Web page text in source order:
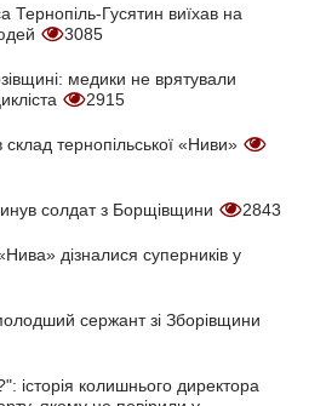
Тернопіль-Гусятин виїхав на
3085
медики не врятували
2915
тернопільської «Ниви»
солдат з Борщівщини 2843
дізналися суперників у
сержант зі Зборівщини
історія колишнього директора